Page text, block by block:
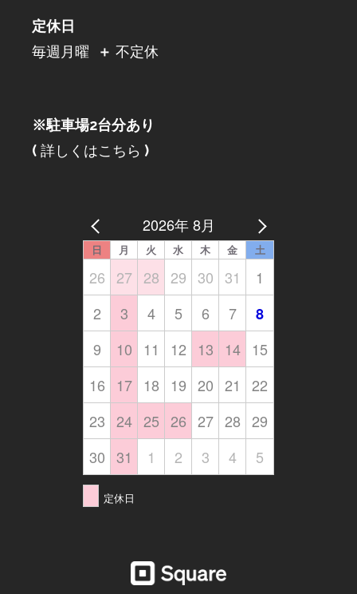
定休日
毎週月曜
＋ 不定休
※駐車場2台分あり
( 詳しくはこちら )
2026年 8月
日 月 火 水 木 金 土
26 27 28 29 30 31
1
2
3 4 5 6 7
8
9
10 11 12 13 14
15
16
17 18 19 20 21
22
23 24 25 26 27 28 29
30 31 1 2 3 4 5
定休日